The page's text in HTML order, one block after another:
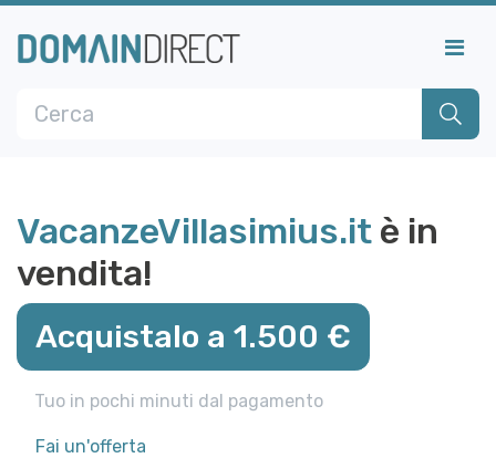
VacanzeVillasimius.it è in
vendita!
Acquistalo a 1.500 €
Tuo in pochi minuti dal pagamento
Fai un'offerta